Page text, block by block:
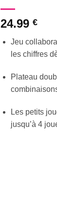
24.99 €
Jeu
les chiffres
Plateau
Les petits
jusqu’à 4